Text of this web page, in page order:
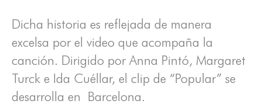
Dicha historia es reflejada de manera
excelsa por el video que acompaña la
canción. Dirigido por Anna Pintó, Margaret
Turck e Ida Cuéllar, el clip de “Popular” se
desarrolla en Barcelona.